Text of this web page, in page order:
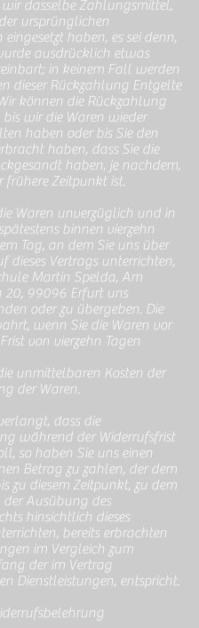
dasselbe Zahlungsmittel,
ursprünglichen
eingesetzt haben, es sei denn,
ausdrücklich etwas
in keinem Fall werden
dieser Rückzahlung Entgelte
können die Rückzahlung
bis wir die Waren wieder
haben oder bis Sie den
haben, dass Sie die
haben, je nachdem,
frühere Zeitpunkt ist.
Waren unverzüglich und in
binnen vierzehn
Tag, an dem Sie uns über
dieses Vertrags unterrichten,
Martin Spelda, Am
20, 99096 Erfurt uns
oder zu übergeben. Die
wenn Sie die Waren vor
von vierzehn Tagen
unmittelbaren Kosten der
der Waren.
dass die
während der Widerrufsfrist
so haben Sie uns einen
Betrag zu zahlen, der dem
zu diesem Zeitpunkt, zu dem
der Ausübung des
hinsichtlich dieses
bereits erbrachten
im Vergleich zum
der im Vertrag
Dienstleistungen, entspricht.